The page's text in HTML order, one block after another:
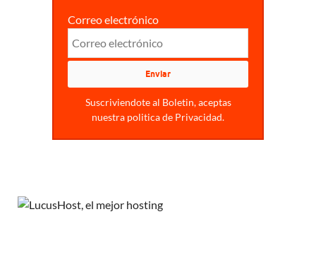
Correo electrónico
Suscriviendote al Boletin, aceptas
nuestra politica de Privacidad.